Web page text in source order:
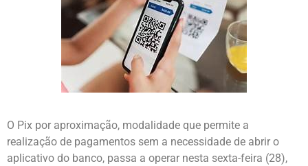
O Pix por aproximação, modalidade que permite a
realização de pagamentos sem a necessidade de abrir o
aplicativo do banco, passa a operar nesta sexta-feira (28),